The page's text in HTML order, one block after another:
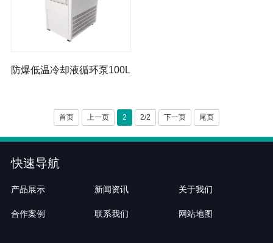
旋转蒸发器(仪)
低温冷却液循环泵
低温恒温反应浴（槽）
高低温一体机
防爆低温冷却液循环泵100L
首页 上一页 2 2/2 下一页 尾页
快速导航
产品展示 新闻资讯 关于我们
合作案例 联系我们 网站地图